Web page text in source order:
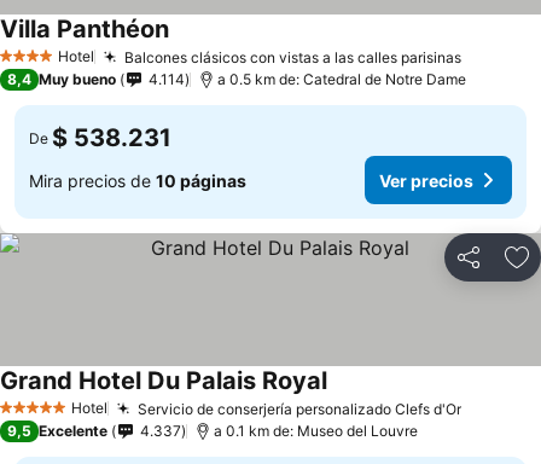
4 EstrellasHotel Balcones clásicos con vistas a las calles parisinasVer
Villa PanthéonVer precios
8,4 Muy bueno 4.114 a 0.5 km de: Catedral de Notre Dame
De $ 538.231
Mira precios de 10 páginas Ver precios
Compartir
5 Estrellas Hotel Servicio de conserjería personalizado Clefs d'OrVer
Grand Hotel Du Palais RoyalVer precios
9,5 Excelente 4.337 a 0.1 km de: Museo del Louvre